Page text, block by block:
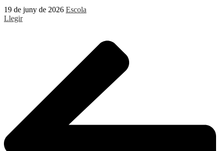
19 de juny de 2026 Escola
Llegir